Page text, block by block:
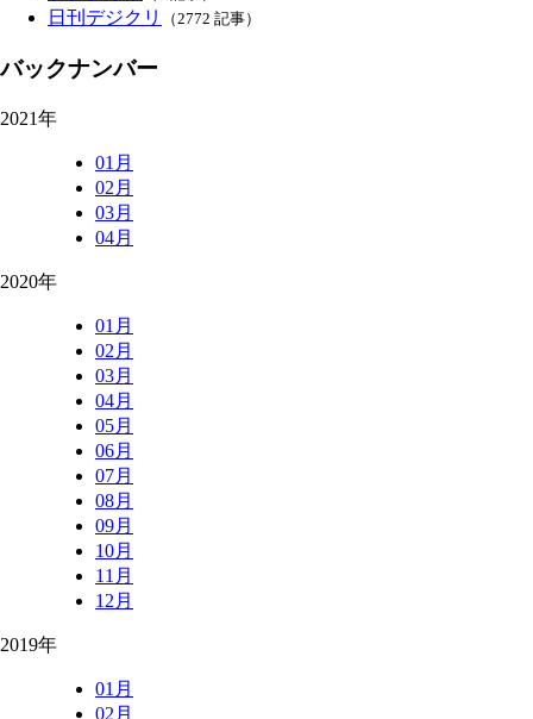
日刊デジクリ （2772 記事）
バックナンバー
2021年
01月
02月
03月
04月
2020年
01月
02月
03月
04月
05月
06月
07月
08月
09月
10月
11月
12月
2019年
01月
02月